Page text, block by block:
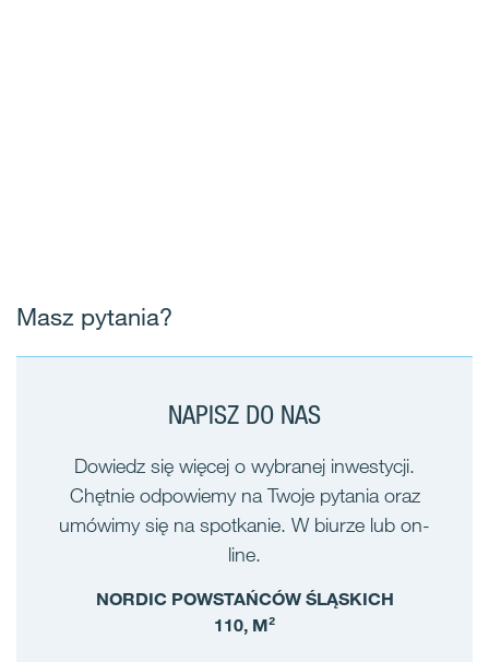
Masz pytania?
NAPISZ DO NAS
Dowiedz się więcej o wybranej inwestycji.
Chętnie odpowiemy na Twoje pytania oraz
umówimy się na spotkanie. W biurze lub on-
line.
NORDIC POWSTAŃCÓW ŚLĄSKICH
110, M²